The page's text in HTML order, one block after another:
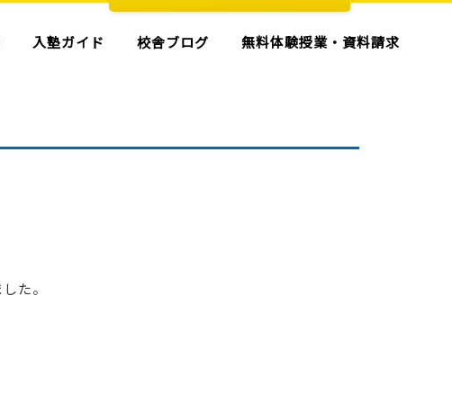
入塾ガイド 校舎ブログ 無料体験授業・資料請求
た。